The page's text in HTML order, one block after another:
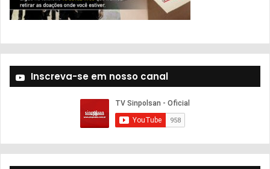
Inscreva-se em nosso canal